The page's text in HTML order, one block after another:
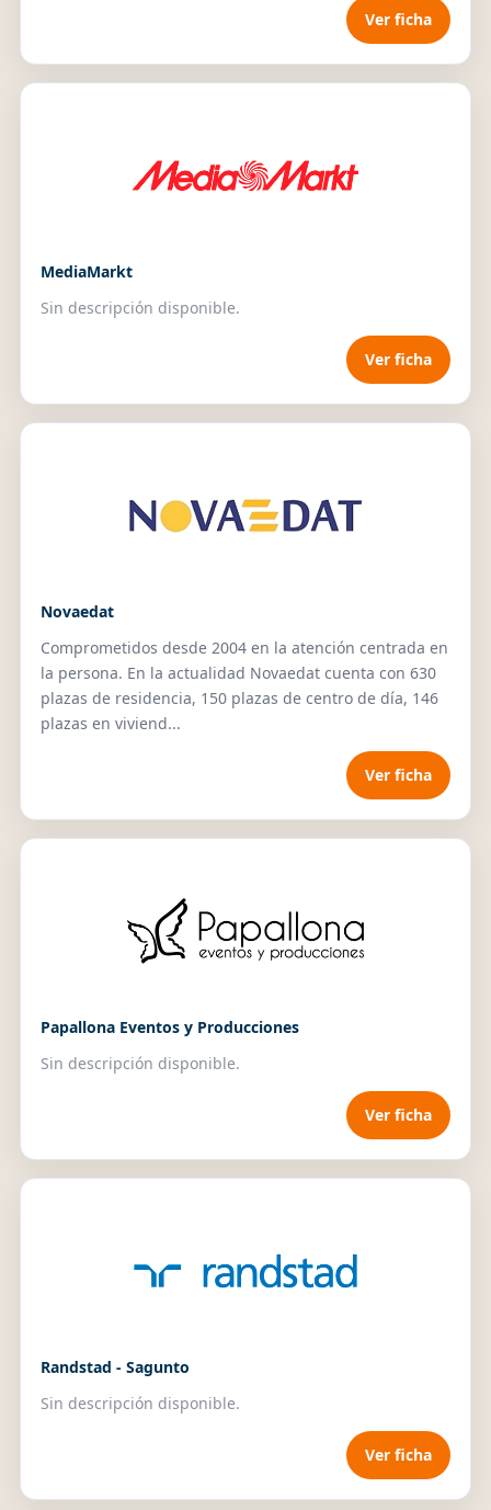
Ver ficha
MediaMarkt
Sin descripción disponible.
Ver ficha
Novaedat
Comprometidos desde 2004 en la atención centrada en
la persona. En la actualidad Novaedat cuenta con 630
plazas de residencia, 150 plazas de centro de día, 146
plazas en viviend...
Ver ficha
Papallona Eventos y Producciones
Sin descripción disponible.
Ver ficha
Randstad - Sagunto
Sin descripción disponible.
Ver ficha